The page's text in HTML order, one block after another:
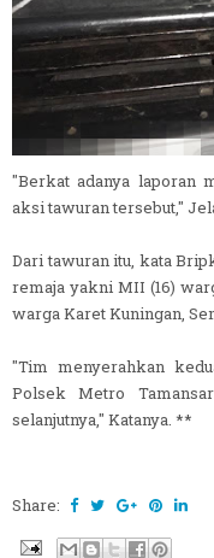
"Berkat adanya laporan
aksi tawuran tersebut,"
Dari tawuran itu, kata
remaja yakni MII (16)
warga Karet Kuningan,
"Tim menyerahkan
Polsek Metro
selanjutnya," Katanya. **
Share: